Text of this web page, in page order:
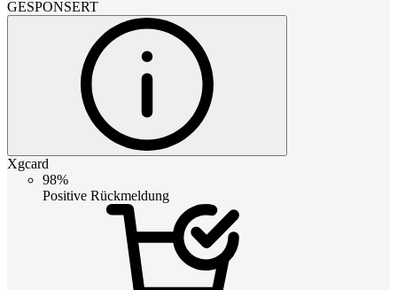
GESPONSERT
Xgcard
98%
Positive Rückmeldung